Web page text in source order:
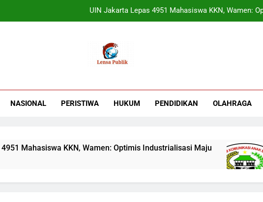
UIN Jakarta Lepas 4951 Mahasiswa KKN, Wamen:
NASIONAL PERISTIWA HUKUM PENDIDIKAN OLAHRAGA
Mahasiswa KKN, Wamen: Optimis Industrialisasi Maju